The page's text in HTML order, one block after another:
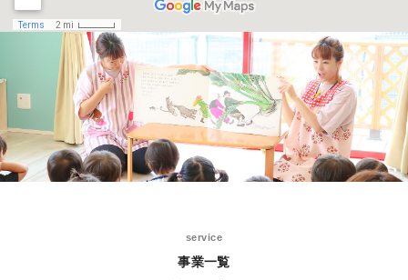
service
事業一覧